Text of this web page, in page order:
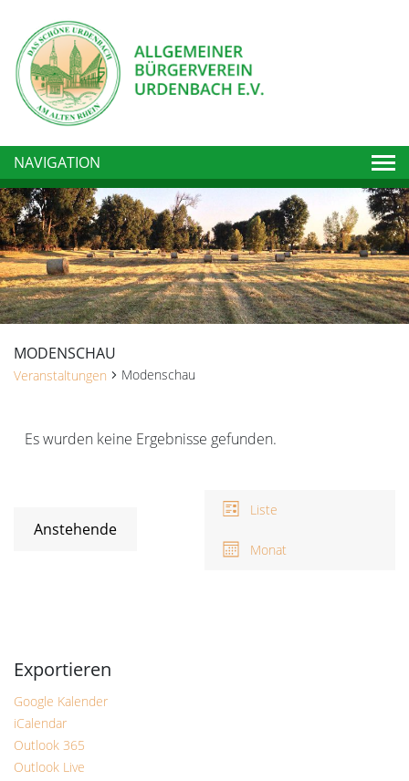
NAVIGATION
MODENSCHAU
Veranstaltungen Modenschau
Hinweis
Es wurden keine Ergebnisse gefunden.
Navigation
Liste
Monat
Anstehende
Google Kalender
iCalendar
Outlook 365
Outlook Live